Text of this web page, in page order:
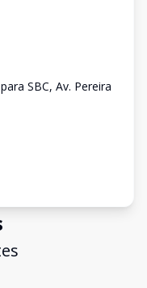
SBC, Av. Pereira